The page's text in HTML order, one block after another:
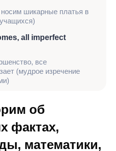
шикарные платья в
all imperfect
все
(мудрое изречение
об
фактах,
математики,